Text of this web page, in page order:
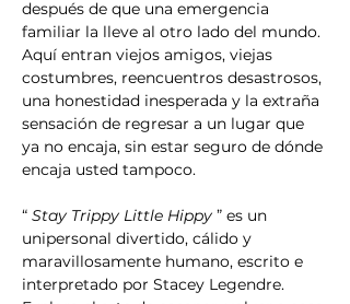
después de que una emergencia
familiar la lleve al otro lado del mundo.
Aquí entran viejos amigos, viejas
costumbres, reencuentros desastrosos,
una honestidad inesperada y la extraña
sensación de regresar a un lugar que
ya no encaja, sin estar seguro de dónde
encaja usted tampoco.
“ Stay Trippy Little Hippy ” es un
unipersonal divertido, cálido y
maravillosamente humano, escrito e
interpretado por Stacey Legendre.